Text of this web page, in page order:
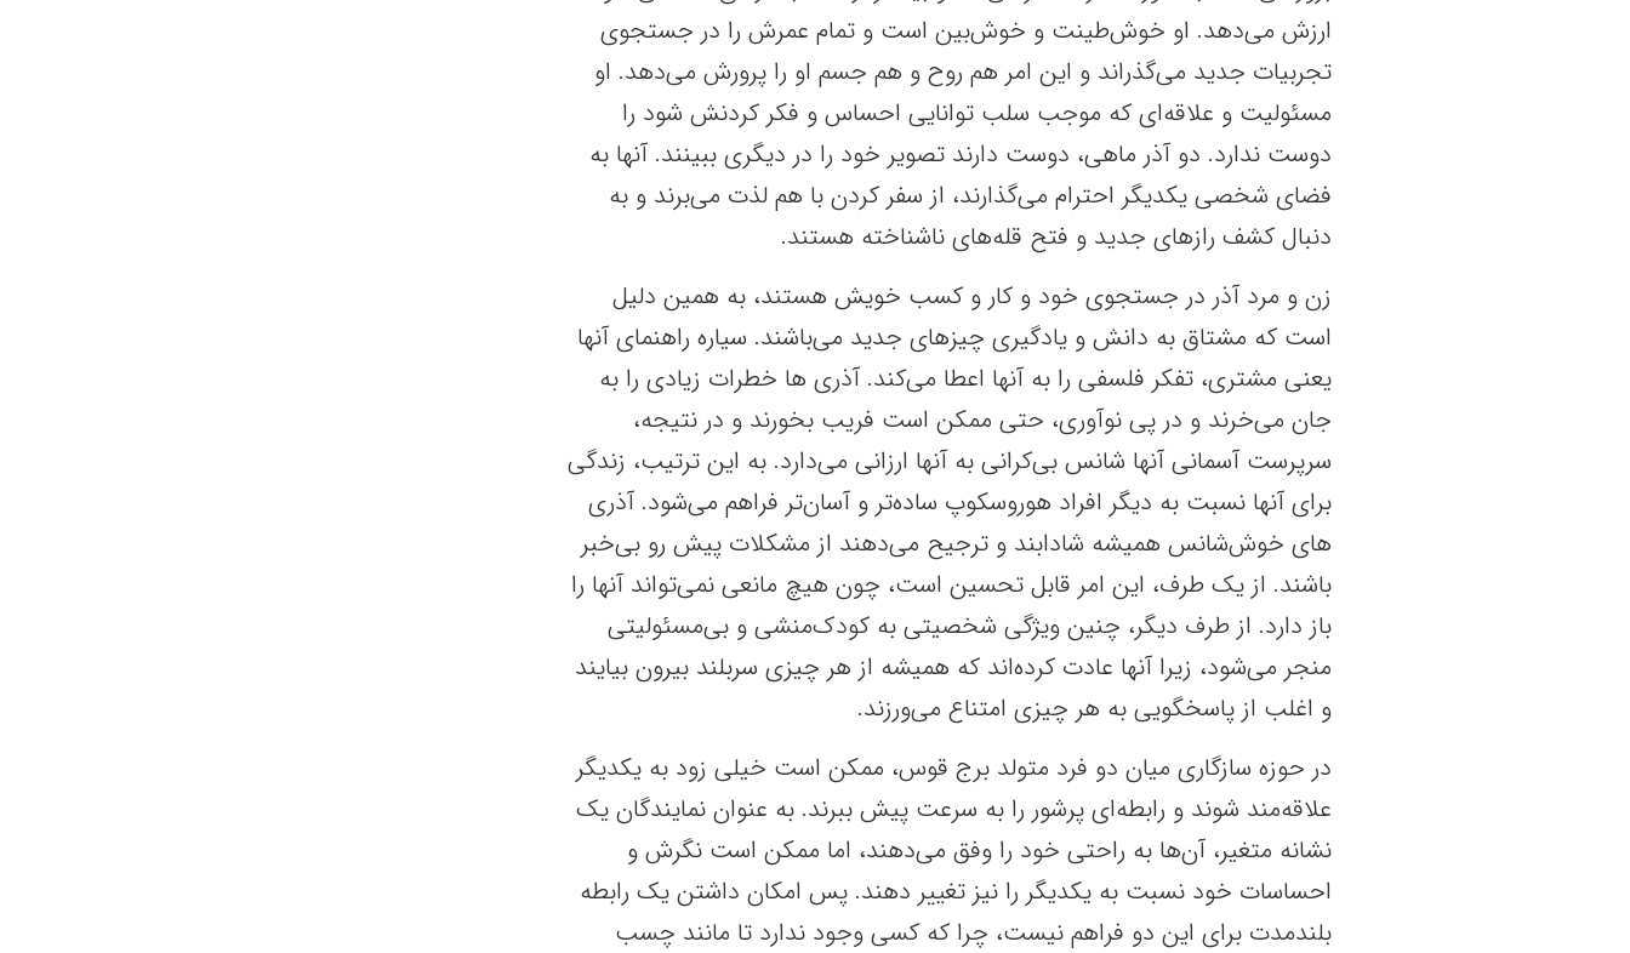
ارزش می‌دهد. او خوش‌طینت و خوش‌بین است و تمام عمرش را در جستجوی
تجربیات جدید می‌گذراند و این امر هم روح و هم جسم او را پرورش می‌دهد. او
مسئولیت و علاقه‌ای که موجب سلب توانایی احساس و فکر کردنش شود را
دوست ندارد. دو آذر ماهی، دوست دارند تصویر خود را در دیگری ببینند. آنها به
فضای شخصی یکدیگر احترام می‌گذارند، از سفر کردن با هم لذت می‌برند و به
دنبال کشف رازهای جدید و فتح قله‌های ناشناخته هستند.
زن و مرد آذر در جستجوی خود و کار و کسب خویش هستند، به همین دلیل
است که مشتاق به دانش و یادگیری چیزهای جدید می‌باشند. سیاره راهنمای آنها
یعنی مشتری، تفکر فلسفی را به آنها اعطا می‌کند. آذری ها خطرات زیادی را به
جان می‌خرند و در پی نوآوری، حتی ممکن است فریب بخورند و در نتیجه،
سرپرست آسمانی آنها شانس بی‌کرانی به آنها ارزانی می‌دارد. به این ترتیب، زندگی
برای آنها نسبت به دیگر افراد هوروسکوپ ساده‌تر و آسان‌تر فراهم می‌شود. آذری
های خوش‌شانس همیشه شادابند و ترجیح می‌دهند از مشکلات پیش رو بی‌خبر
باشند. از یک طرف، این امر قابل تحسین است، چون هیچ مانعی نمی‌تواند آنها را
باز دارد. از طرف دیگر، چنین ویژگی شخصیتی به کودک‌منشی و بی‌مسئولیتی
منجر می‌شود، زیرا آنها عادت کرده‌اند که همیشه از هر چیزی سربلند بیرون بیایند
و اغلب از پاسخگویی به هر چیزی امتناع می‌ورزند.
در حوزه سازگاری میان دو فرد متولد برج قوس، ممکن است خیلی زود به یکدیگر
علاقه‌مند شوند و رابطه‌ای پرشور را به سرعت پیش ببرند. به عنوان نمایندگان یک
نشانه متغیر، آن‌ها به راحتی خود را وفق می‌دهند، اما ممکن است نگرش‌ و
احساسات خود نسبت به یکدیگر را نیز تغییر دهند. پس امکان داشتن یک رابطه
بلندمدت برای این دو فراهم نیست، چرا که کسی وجود ندارد تا مانند چسب